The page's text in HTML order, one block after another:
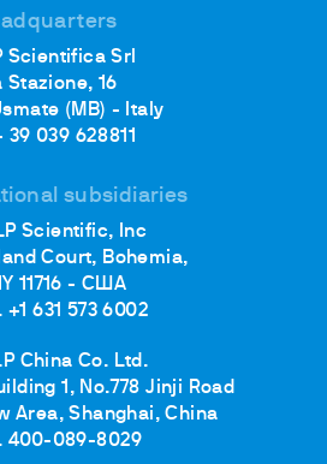
Scientifica Srl
Stazione, 16
(MB) - Italy
39 039 628811
subsidiaries
Scientific, Inc
Court, Bohemia,
11716 - США
+1 631 573 6002
China Co. Ltd.
1, No.778 Jinji Road
Area, Shanghai, China
400-089-8029